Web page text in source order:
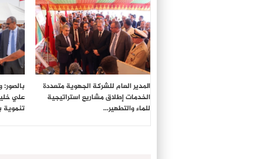
المدير العام للشركة الجهوية متعددة
الخدمات إطلاق مشاريع استراتيجية
للماء والتطهير…
علي
تنموية